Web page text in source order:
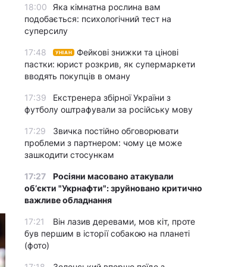
18:00
Яка кімнатна рослина вам
подобається: психологічний тест на
суперсилу
17:48 УНІАН
Фейкові знижки та цінові
пастки: юрист розкрив, як супермаркети
вводять покупців в оману
17:39
Екстренера збірної України з
футболу оштрафували за російську мову
17:29
Звичка постійно обговорювати
проблеми з партнером: чому це може
зашкодити стосункам
17:27
Росіяни масовано атакували
обʼєкти "Укрнафти": зруйновано критично
важливе обладнання
17:21
Він лазив деревами, мов кіт, проте
був першим в історії собакою на планеті
(фото)